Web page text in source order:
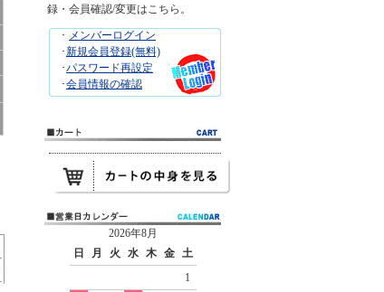
録・会員確認/変更はこちら。
･ メンバーログイン
･新規会員登録(無料)
･パスワード再設定
･会員情報の確認
2026年8月
日
月 火 水 木 金
土
1